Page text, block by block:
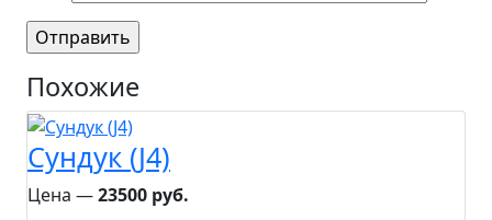
Похожие
Сундук (J4)
Цена ―23500 руб.